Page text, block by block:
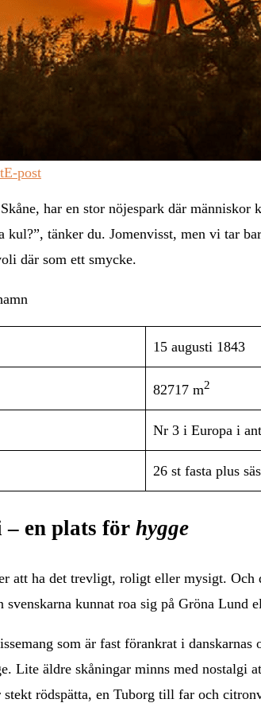
E-post
har en stor nöjespark där
kul?”, tänker du. Jomenvisst, men vi tar
där som ett smycke.
15 augusti 1843
82717 m2
Nr 3 i Europa i
26 st fasta plus
en plats för hygge
att ha det trevligt, roligt eller mysigt. Och
kunnat roa sig på Gröna Lund
som är fast förankrat i
Lite äldre skåningar minns med
rödspätta, en Tuborg till far och